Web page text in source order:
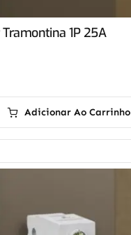
1P 25A
Adicionar Ao Carrinho